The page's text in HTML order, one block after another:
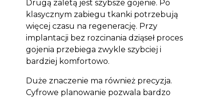
Drugą zaletą jest szybsze gojenie. Po
klasycznym zabiegu tkanki potrzebują
więcej czasu na regenerację. Przy
implantacji bez rozcinania dziąseł proces
gojenia przebiega zwykle szybciej i
bardziej komfortowo.
Duże znaczenie ma również precyzja.
Cyfrowe planowanie pozwala bardzo